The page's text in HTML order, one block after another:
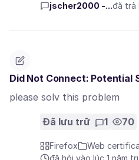
jscher2000 -...đã trả
Did Not Connect: Potential
please solv this problem
Đã lưu trữ 1 70
Firefox
Web